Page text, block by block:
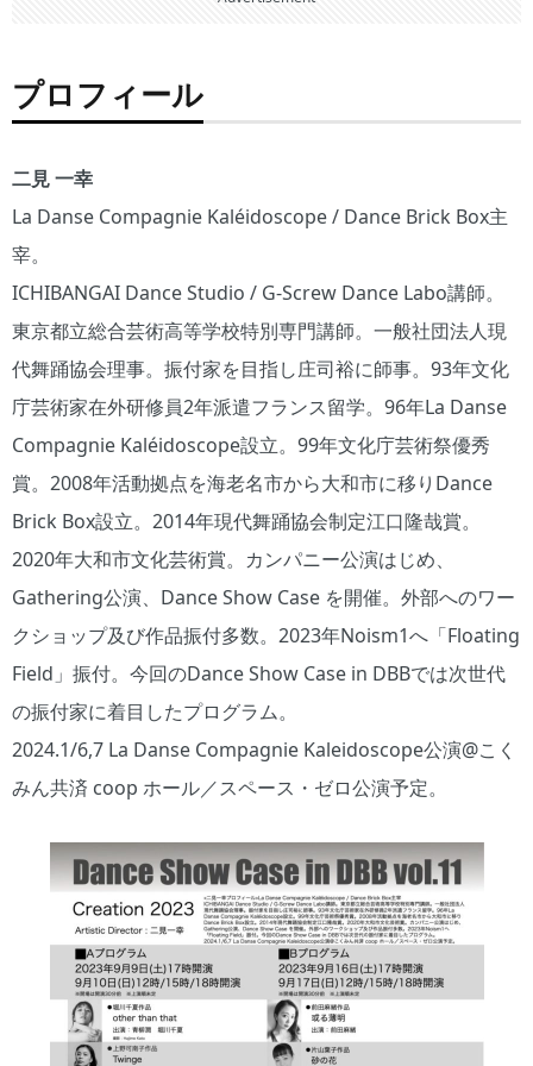
プロフィール
二見 一幸
La Danse Compagnie Kaléidoscope / Dance Brick Box主
宰。
ICHIBANGAI Dance Studio / G-Screw Dance Labo講師。
東京都立総合芸術高等学校特別専門講師。一般社団法人現
代舞踊協会理事。振付家を目指し庄司裕に師事。93年文化
庁芸術家在外研修員2年派遣フランス留学。96年La Danse
Compagnie Kaléidoscope設立。99年文化庁芸術祭優秀
賞。2008年活動拠点を海老名市から大和市に移りDance
Brick Box設立。2014年現代舞踊協会制定江口隆哉賞。
2020年大和市文化芸術賞。カンパニー公演はじめ、
Gathering公演、Dance Show Case を開催。外部へのワー
クショップ及び作品振付多数。2023年Noism1へ「Floating
Field」振付。今回のDance Show Case in DBBでは次世代
の振付家に着目したプログラム。
2024.1/6,7 La Danse Compagnie Kaleidoscope公演@こく
みん共済 coop ホール／スペース・ゼロ公演予定。